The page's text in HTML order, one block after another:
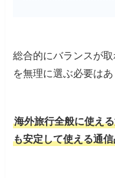
総合的にバランスが
を無理に選ぶ必要はあ
海外旅行全般に使え
も安定して使える通